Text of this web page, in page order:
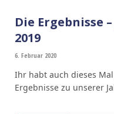
Die Ergebnisse
2019
6. Februar 2020
Ihr habt auch dieses
Ergebnisse zu unserer